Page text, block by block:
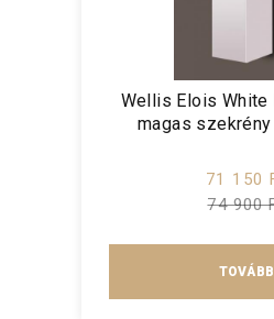
Wellis Elois
magas
71 150
74 900
TOVÁBB